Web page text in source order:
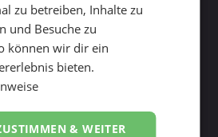
bis
zu betreiben, Inhalte zu
und Besuche zu
können wir dir ein
bieten.
& WEITER